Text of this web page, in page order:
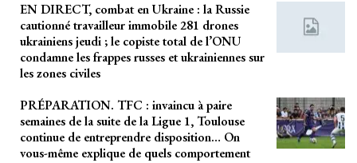
EN DIRECT, combat en Ukraine : la Russie
cautionné travailleur immobile 281 drones
ukrainiens jeudi ; le copiste total de l’ONU
condamne les frappes russes et ukrainiennes sur
les zones civiles
PRÉPARATION. TFC : invaincu à paire
semaines de la suite de la Ligue 1, Toulouse
continue de entreprendre disposition… On
vous-même explique de quels comportement